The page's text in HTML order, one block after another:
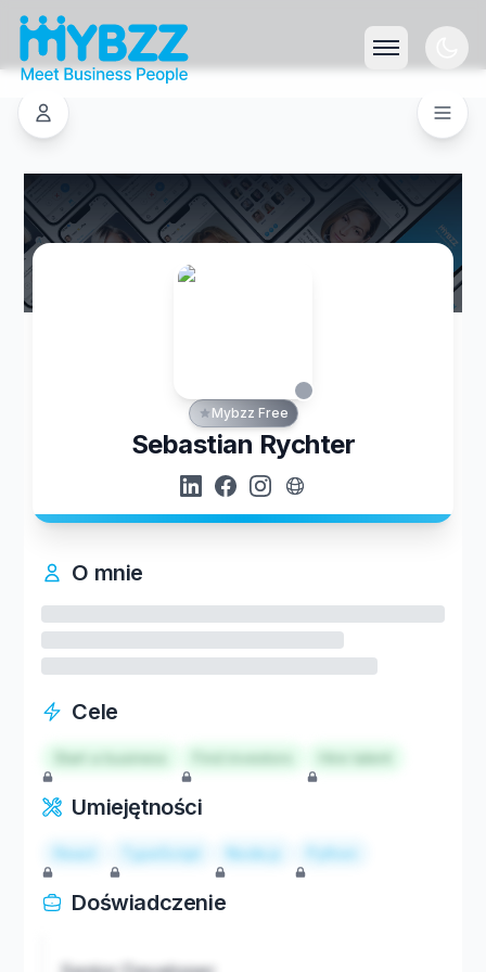
Mybzz Free
Sebastian Rychter
O mnie
Cele
Start a business Hire talent
Umiejętności
React TypeScript Node.js Python
Doświadczenie